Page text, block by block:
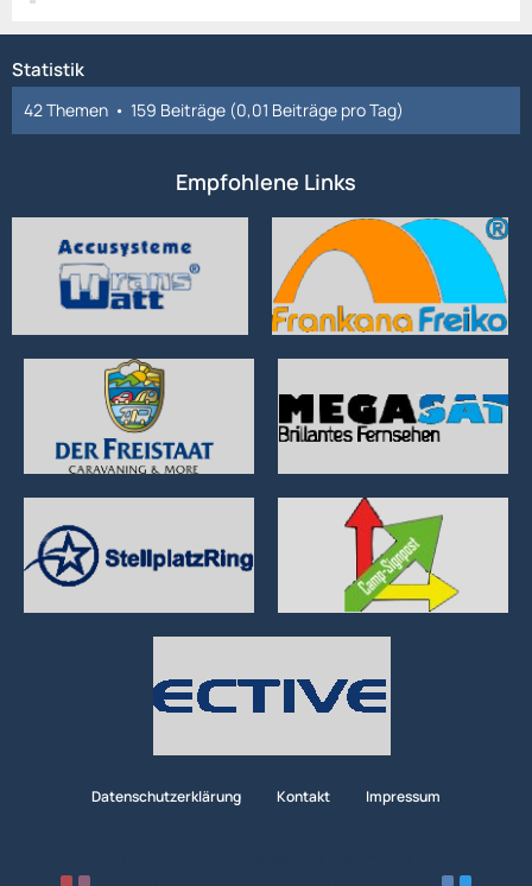
Statistik
42 Themen 159 Beiträge (0,01 Beiträge pro Tag)
Empfohlene Links
Datenschutzerklärung Kontakt Impressum